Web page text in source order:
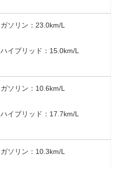
ガソリン：23.0km/L
ハイブリッド：15.0km/L
ガソリン：10.6km/L
ハイブリッド：17.7km/L
ガソリン：10.3km/L